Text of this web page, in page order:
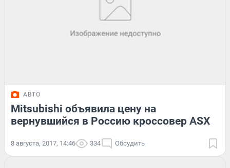
АВТО
Mitsubishi объявила цену на
вернувшийся в Россию кроссовер ASX
8 августа, 2017, 14:46 334 Обсудить